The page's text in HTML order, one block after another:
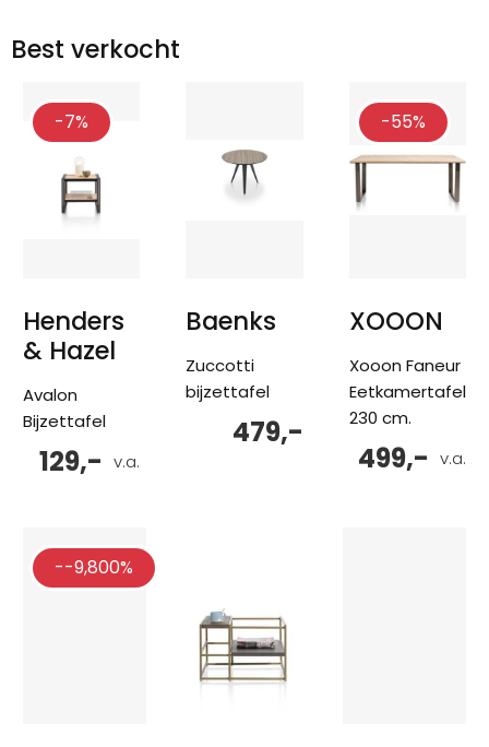
Best verkocht
-7%
Henders
& Hazel
Avalon
Bijzettafel
v.a.
129,-
Baenks
Zuccotti
bijzettafel
479,-
-55%
XOOON
Xooon Faneur
Eetkamertafel
230 cm.
v.a.
499,-
--9,800%